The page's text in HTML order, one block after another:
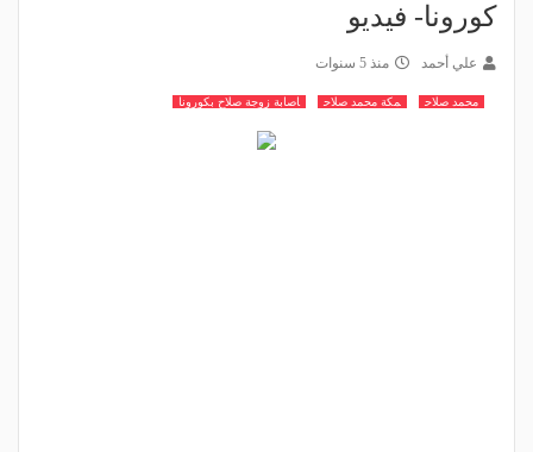
كورونا- فيديو
علي أحمد منذ 5 سنوات
محمد صلاح مكة محمد صلاح اصابة زوجة صلاح بكورونا